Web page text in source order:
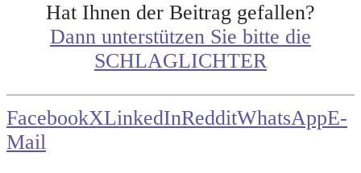
Hat Ihnen der Beitrag gefallen?
Dann unterstützen Sie bitte die
SCHLAGLICHTER
FacebookXLinkedInRedditWhatsAppE-
Mail